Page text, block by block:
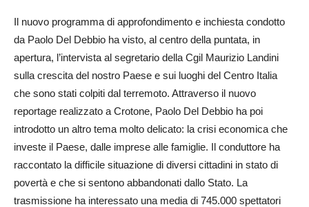
Il nuovo programma di approfondimento e inchiesta condotto
da Paolo Del Debbio ha visto, al centro della puntata, in
apertura, l’intervista al segretario della Cgil Maurizio Landini
sulla crescita del nostro Paese e sui luoghi del Centro Italia
che sono stati colpiti dal terremoto. Attraverso il nuovo
reportage realizzato a Crotone, Paolo Del Debbio ha poi
introdotto un altro tema molto delicato: la crisi economica che
investe il Paese, dalle imprese alle famiglie. Il conduttore ha
raccontato la difficile situazione di diversi cittadini in stato di
povertà e che si sentono abbandonati dallo Stato. La
trasmissione ha interessato una media di 745.000 spettatori